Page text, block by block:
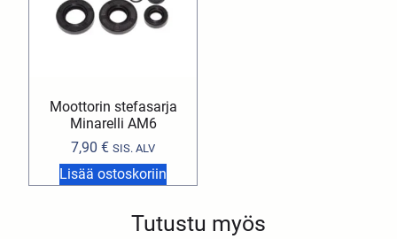
Moottorin stefasarja
Minarelli AM6
7,90€ SIS. ALV
Lisää ostoskoriin
Tutustu myös